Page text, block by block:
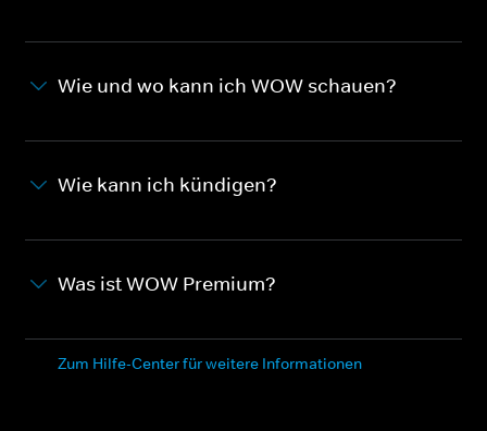
Wie und wo kann ich WOW schauen?
Wie kann ich kündigen?
Was ist WOW Premium?
Zum Hilfe-Center für weitere Informationen